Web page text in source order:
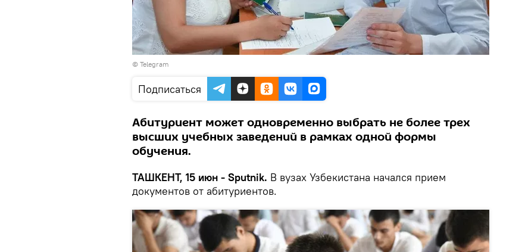
© Telegram
Подписаться
Абитуриент может одновременно выбрать не более трех
высших учебных заведений в рамках одной формы
обучения.
ТАШКЕНТ, 15 июн - Sputnik. В вузах Узбекистана начался прием
документов от абитуриентов.